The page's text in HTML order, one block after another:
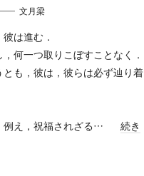
文月梁
は進む．
何一つ取りこぼすことなく．
も，彼は，彼らは必ず辿り着
例え，祝福されざる…
続き